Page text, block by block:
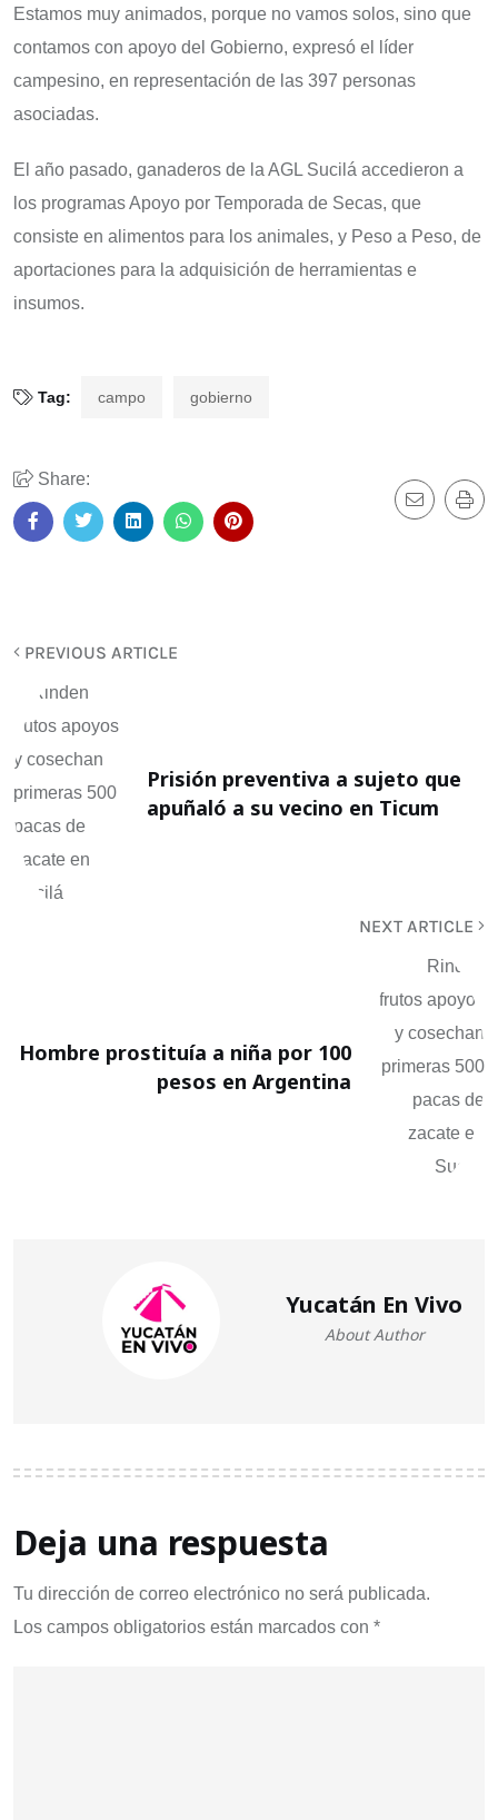
Estamos muy animados, porque no vamos solos, sino que
contamos con apoyo del Gobierno, expresó el líder
campesino, en representación de las 397 personas
asociadas.
El año pasado, ganaderos de la AGL Sucilá accedieron a
los programas Apoyo por Temporada de Secas, que
consiste en alimentos para los animales, y Peso a Peso, de
aportaciones para la adquisición de herramientas e
insumos.
Tag: campo gobierno
Share:
PREVIOUS ARTICLE
Prisión preventiva a sujeto que
apuñaló a su vecino en Ticum
NEXT ARTICLE
Hombre prostituía a niña por 100
pesos en Argentina
Yucatán En Vivo
About Author
Deja una respuesta
Tu dirección de correo electrónico no será publicada.
Los campos obligatorios están marcados con *